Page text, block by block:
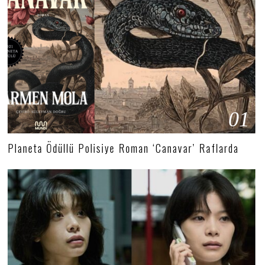
01
Planeta Ödüllü Polisiye Roman ‘Canavar’ Raflarda